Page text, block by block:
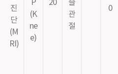
진
단
(M
RI)
P
(K
ne
e)
20
슬
관
절
0